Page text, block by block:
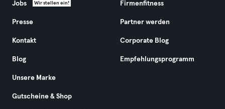
Jobs Wir stellen ein!
Presse
Kontakt
Blog
Unsere Marke
Gutscheine & Shop
Firmenfitness
Partner werden
Corporate Blog
Empfehlungsprogramm